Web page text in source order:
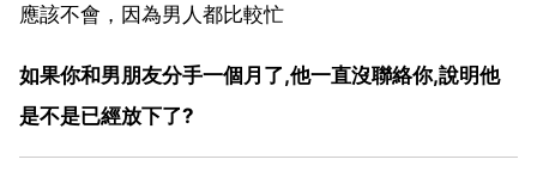
應該不會，因為男人都比較忙
如果你和男朋友分手一個月了,他一直沒聯絡你,說明他
是不是已經放下了?